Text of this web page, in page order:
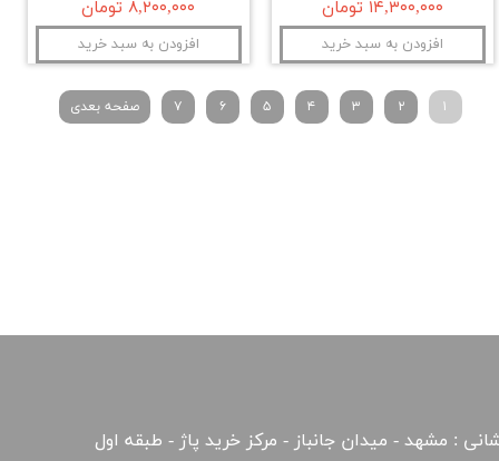
۱۴,۳۰۰,۰۰۰ تومان
افزودن به سبد خرید
۸,۲۰۰,۰۰۰ تومان
افزودن به سبد خرید
۱ ۲ ۳ ۴ ۵ ۶ ۷ صفحه بعدی
: مشهد - میدان جانباز - مرکز خرید پاژ - طبقه اول